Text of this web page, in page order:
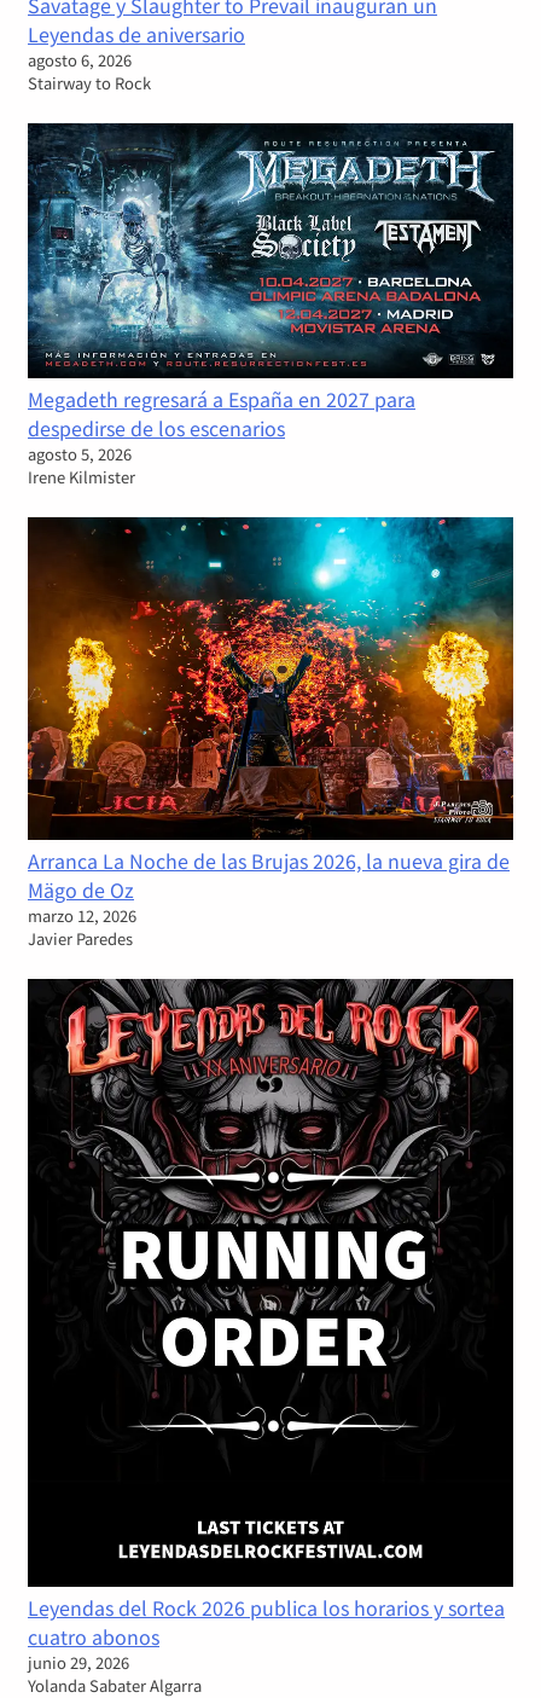
Leyendas de aniversario
agosto 6, 2026
Stairway to Rock
Megadeth regresará a España en 2027 para
despedirse de los escenarios
agosto 5, 2026
Irene Kilmister
Arranca La Noche de las Brujas 2026, la nueva gira de
Mägo de Oz
marzo 12, 2026
Javier Paredes
Leyendas del Rock 2026 publica los horarios y sortea
cuatro abonos
junio 29, 2026
Yolanda Sabater Algarra